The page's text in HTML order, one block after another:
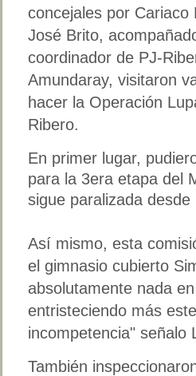
concejales por Cariaco
José Brito,
coordinador de PJ-
Amundaray, visitaron
hacer la Operación
Ribero.
En primer lugar,
para la 3era etapa del
sigue paralizada
Así mismo, esta
el gimnasio cubierto
absolutamente nada
entristeciendo más
incompetencia" señalo
También